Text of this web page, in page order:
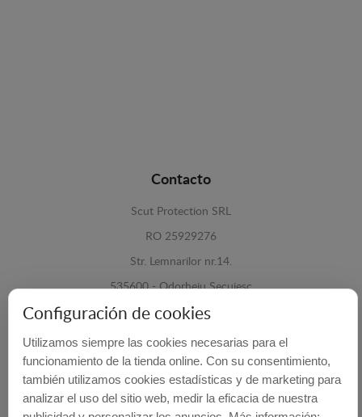
Contacto
Scut Protection SRL
RO 25929276
Str. Lemnarilor nr.14.
535600 - Odorheiu Secuiesc
Harghita, Romania
E-mail: info@cubrecarter.com
Site: www.cubrecarter.com
Configuración de cookies
Utilizamos siempre las cookies necesarias para el
funcionamiento de la tienda online. Con su consentimiento,
también utilizamos cookies estadísticas y de marketing para
analizar el uso del sitio web, medir la eficacia de nuestra